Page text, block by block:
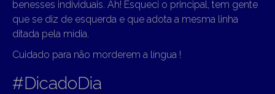
benesses individuais. Ah! Esqueci o principal, tem gente
que se diz de esquerda e que adota a mesma linha
ditada pela mídia.
Cuidado para não morderem a língua !
#DicadoDia